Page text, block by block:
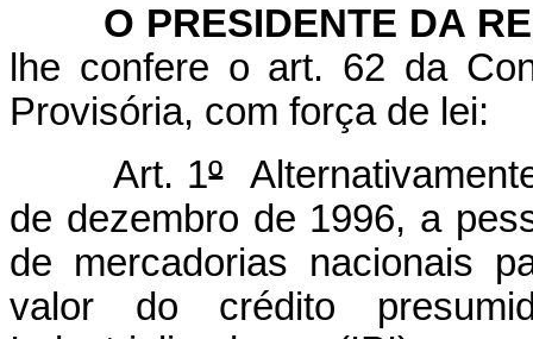
O PRESIDENTE DA
lhe confere o art. 62 da
Provisória, com força de lei:
Art. 1º
de dezembro de 1996, a
de mercadorias nacionais
valor do crédito